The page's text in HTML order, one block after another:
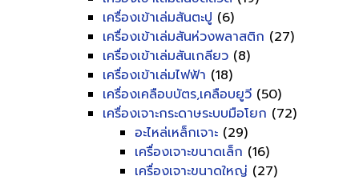
เครื่องเข้าเล่มสันตะปู (6)
เครื่องเข้าเล่มสันห่วงพลาสติก (27)
เครื่องเข้าเล่มสันเกลียว (8)
เครื่องเข้าเล่มไฟฟ้า (18)
เครื่องเคลือบบัตร,เคลือบยูวี (50)
เครื่องเจาะกระดาษระบบมือโยก (72)
อะไหล่เหล็กเจาะ (29)
เครื่องเจาะขนาดเล็ก (16)
เครื่องเจาะขนาดใหญ่ (27)